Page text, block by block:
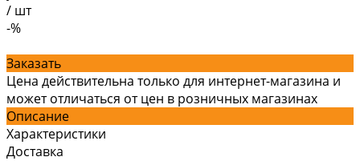
/ шт
-%
Заказать
Цена действительна только для интернет-магазина и
может отличаться от цен в розничных магазинах
Описание
Характеристики
Доставка